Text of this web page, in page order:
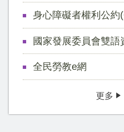
身心障礙者權利公約
國家發展委員會雙語資
全民勞教e網
更多